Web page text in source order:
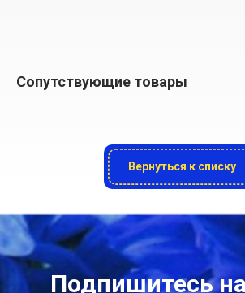
Сопутствующие товары
Вернуться к списку
Подпишитесь